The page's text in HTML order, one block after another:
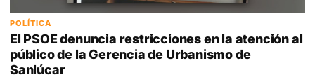
POLÍTICA
El PSOE denuncia restricciones en la atención al
público de la Gerencia de Urbanismo de
Sanlúcar